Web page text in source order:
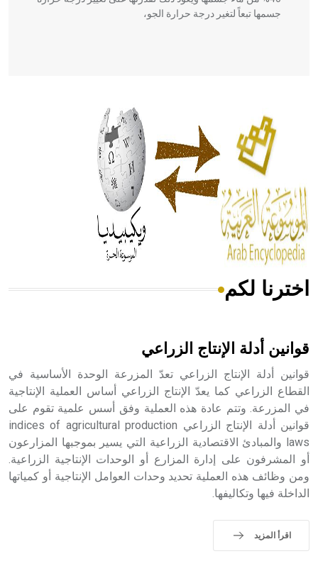
جسمها تبعاً لتغير درجة حرارة الجو،
الحكم، الأدلة، تنظيم التغذية، ورسالته في جروح الرأس. ويعود
له الفضل بأنه حرر الطب من الدين والفلسفة.
- هل تعلم أن المرجان إفراز حيواني يتكون في البحر ويتركب
من مادة كربونات الكلسيوم، وهو أحمر أو شديد الحمرة وهو
أجود أنواعه، ويمتاز بكبر الحجم ويسمى الش
هل تعلم أن الأبسيد كلمة فرنسية اللفظ تم اعتمادها مصطلحاً
- هل تعلم أن أبجر Abgar اسم معروف جيداً يعود إلى عدد من
الملوك الذين حكموا مدينة إديسا (الرها) من أبجر الأول وحتى
التاسع، وهم ينتسبون إلى أسرة أوسروين
sign تكتب منفصلة غير متصلة، وتعتمد المبدأ الأكوروفوني،
اخترنا لكم
قوانين أدلة الإنتاج الزراعي
قوانين أدلة الإنتاج الزراعي تعدّ المزرعة الوحدة الأساسية في
القطاع الزراعي كما يعدّ الإنتاج الزراعي أساس العملية الإنتاجية
في المزرعة. وتتم عادة هذه العملية وفق أسس علمية تقوم على
قوانين أدلة الإنتاج الزراعي indices of agricultural production
laws والمبادئ الاقتصادية الزراعية التي يسير بموجبها المزارعون
أو المشرفون على إدارة المزارع أو الوحدات الإنتاجية الزراعية.
ومن وظائف هذه العملية تحديد وحدات العوامل الإنتاجية أو كمياتها
الداخلة فيها وتكاليفها.
اقرأ المزيد